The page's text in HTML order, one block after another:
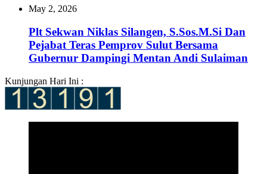
May 2, 2026
Plt Sekwan Niklas Silangen, S.Sos.M.Si Dan
Pejabat Teras Pemprov Sulut Bersama
Gubernur Dampingi Mentan Andi Sulaiman
Kunjungan Hari Ini :